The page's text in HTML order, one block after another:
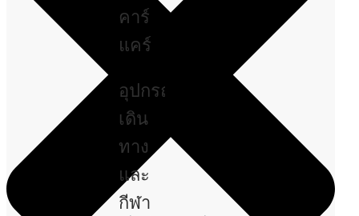
คาร์
แคร์
อุปกรณ์
เดิน
ทาง
และ
กีฬา